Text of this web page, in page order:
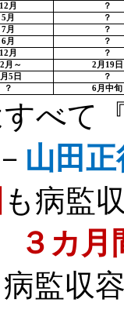
12 月
？
5 月
？
7月
？
6月
？
12 月
？
月～ 2 月 19 日
月 5 日
？
？ 6月中旬
べて
山田
も病監
３カ月
病監収